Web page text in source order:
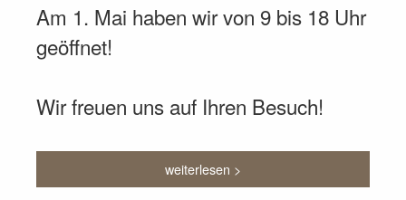
Am 1. Mai haben wir von 9 bis 18 Uhr
geöffnet!
Wir freuen uns auf Ihren Besuch!
weiterlesen >